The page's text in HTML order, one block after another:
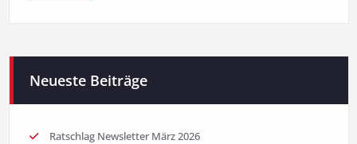
Neueste Beiträge
Ratschlag Newsletter März 2026